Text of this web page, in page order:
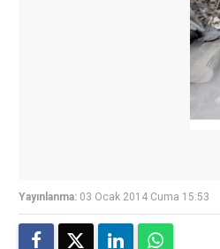
Yayınlanma: 03 Ocak 2014 Cuma 15:53